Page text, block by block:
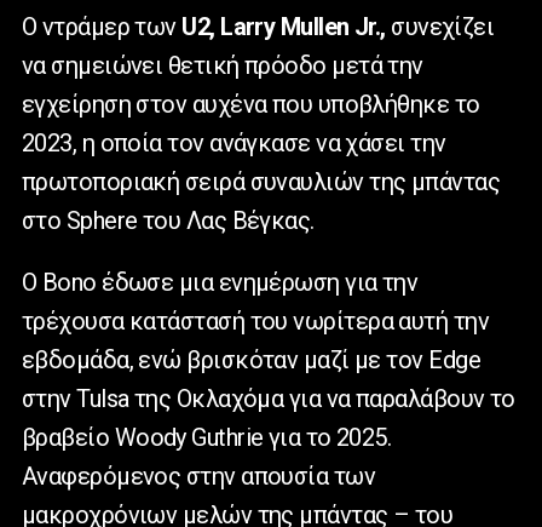
Ο ντράμερ των U2, Larry Mullen Jr., συνεχίζει
να σημειώνει θετική πρόοδο μετά την
εγχείρηση στον αυχένα που υποβλήθηκε το
2023, η οποία τον ανάγκασε να χάσει την
πρωτοποριακή σειρά συναυλιών της μπάντας
στο Sphere του Λας Βέγκας.
Ο Bono έδωσε μια ενημέρωση για την
τρέχουσα κατάστασή του νωρίτερα αυτή την
εβδομάδα, ενώ βρισκόταν μαζί με τον Edge
στην Tulsa της Οκλαχόμα για να παραλάβουν το
βραβείο Woody Guthrie για το 2025.
Αναφερόμενος στην απουσία των
μακροχρόνιων μελών της μπάντας – του